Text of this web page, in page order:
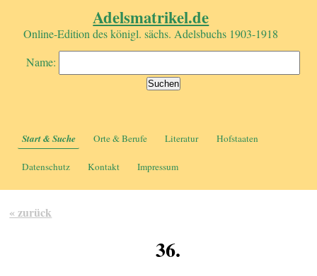
Adelsmatrikel.de
Online-Edition des königl. sächs. Adelsbuchs 1903-1918
Name:
Start & Suche Orte & Berufe Literatur Hofstaaten
Datenschutz Kontakt Impressum
« zurück
36.